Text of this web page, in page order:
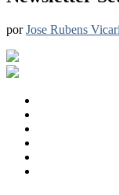
porJose Rubens Vicari